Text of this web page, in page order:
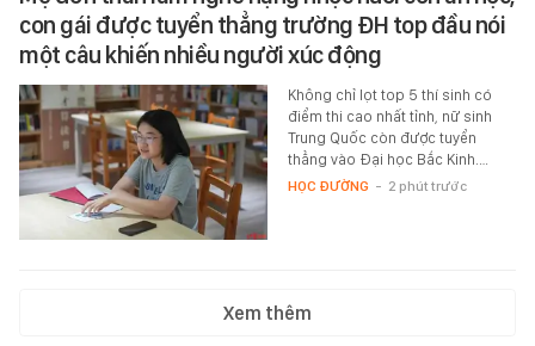
con gái được tuyển thẳng trường ĐH top đầu nói
một câu khiến nhiều người xúc động
Không chỉ lọt top 5 thí sinh có
điểm thi cao nhất tỉnh, nữ sinh
Trung Quốc còn được tuyển
thẳng vào Đại học Bắc Kinh.…
HỌC ĐƯỜNG - 2 phút trước
Xem thêm